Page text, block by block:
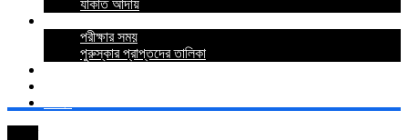
যাকাত আদায়
পরীক্ষার সময়
পুরুস্কার প্রাপ্তদের তালিকা